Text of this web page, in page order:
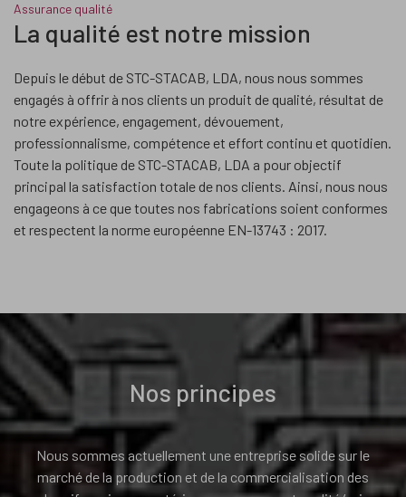
Assurance qualité
La qualité est notre mission
Depuis le début de STC-STACAB, LDA, nous nous sommes
engagés à offrir à nos clients un produit de qualité, résultat de
notre expérience, engagement, dévouement,
professionnalisme, compétence et effort continu et quotidien.
Toute la politique de STC-STACAB, LDA a pour objectif
principal la satisfaction totale de nos clients. Ainsi, nous nous
engageons à ce que toutes nos fabrications soient conformes
et respectent la norme européenne EN-13743 : 2017.
Nos principes
Nous sommes actuellement une entreprise solide sur le
marché de la production et de la commercialisation des